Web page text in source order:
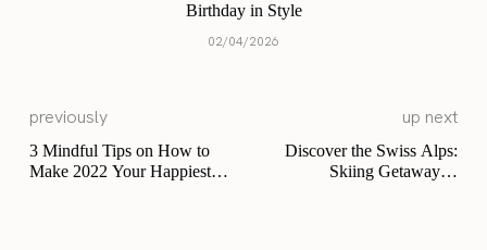
Birthday in Style
02/04/2026
previously
3 Mindful Tips on How to
Make 2022 Your Happiest
up next
Discover the Swiss Alps:
Skiing Getaway in